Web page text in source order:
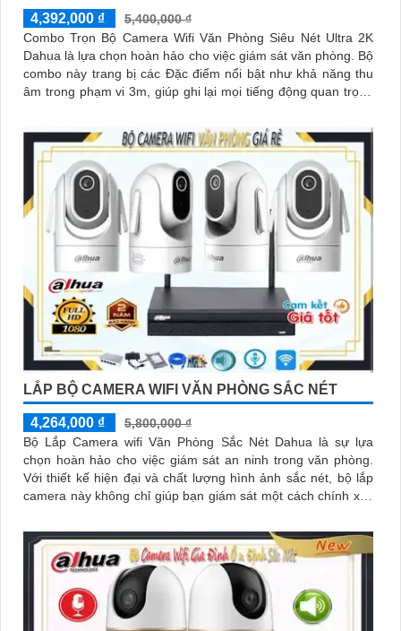
4,392,000 ₫
5,400,000 ₫
Combo Trọn Bộ Camera Wifi Văn Phòng Siêu Nét Ultra 2K
Dahua là lựa chọn hoàn hảo cho việc giám sát văn phòng. Bộ
combo này trang bị các Đặc điểm nổi bật như khả năng thu
âm trong phạm vi 3m, giúp ghi lại mọi tiếng động quan trọng
LẮP BỘ CAMERA WIFI VĂN PHÒNG SẮC NÉT
4,264,000 ₫
5,800,000 ₫
Bộ Lắp Camera wifi Văn Phòng Sắc Nét Dahua là sự lựa
chọn hoàn hảo cho việc giám sát an ninh trong văn phòng.
Với thiết kế hiện đại và chất lượng hình ảnh sắc nét, bộ lắp
camera này không chỉ giúp bạn giám sát một cách chính xác